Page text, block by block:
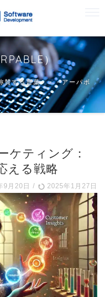
）
賛する言葉・・・アーパボ
ケティング：
える戦略
9月20日 / 2025年1月27日